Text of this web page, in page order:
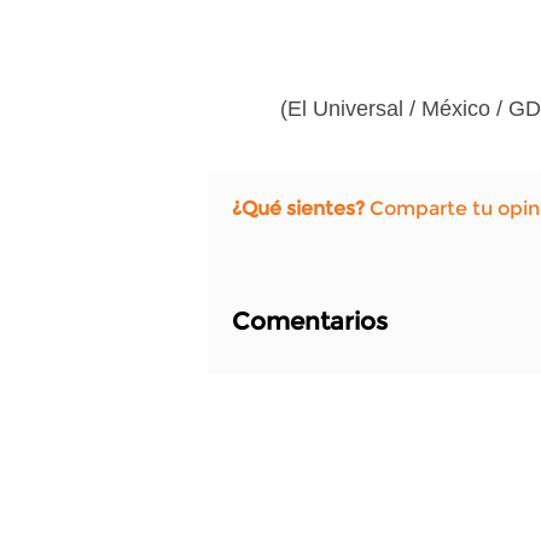
(El Universal / México /
¿Qué sientes? Comparte tu
Comentarios